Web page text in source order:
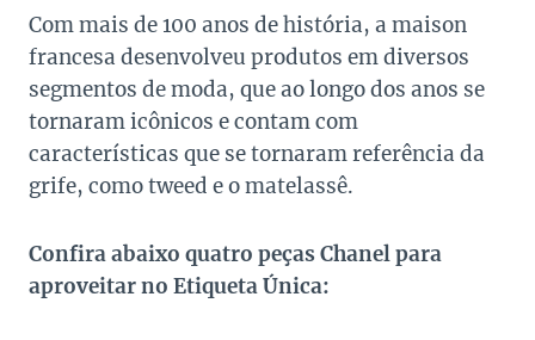
Com mais de 100 anos de história, a maison
francesa desenvolveu produtos em diversos
segmentos de moda, que ao longo dos anos se
tornaram icônicos e contam com
características que se tornaram referência da
grife, como tweed e o matelassê.
Confira abaixo quatro peças Chanel para
aproveitar no Etiqueta Única: